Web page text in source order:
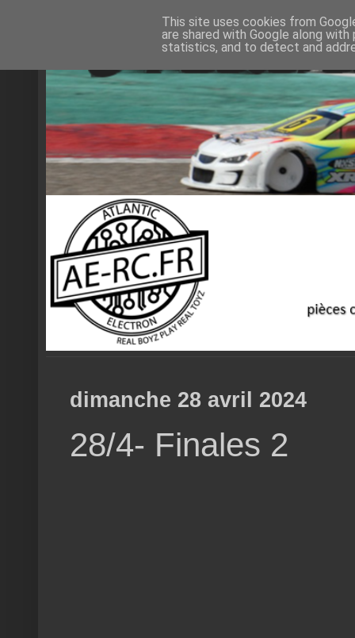
dimanche 28 avril 2024
28/4- Finales 2
This site uses cookies from
are shared with Google along
statistics, and to detect and